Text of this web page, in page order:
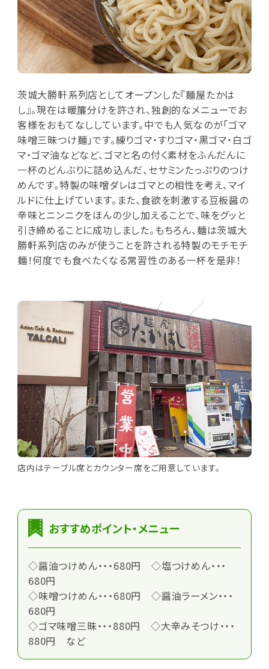
茨城大勝軒系列店としてオープンした『麺屋たかは
し』。現在は暖簾分けを許され、独創的なメニューでお
客様をおもてなししています。中でも人気なのが「ゴマ
味噌三昧つけ麺」です。練りゴマ・すりゴマ・黒ゴマ・白ゴ
マ・ゴマ油などなど、ゴマと名の付く素材をふんだんに
一杯のどんぶりに詰め込んだ、セサミンたっぷりのつけ
めんです。特製の味噌ダレはゴマとの相性を考え、マイ
ルドに仕上げています。また、食欲を刺激する豆板醤の
辛味とニンニクをほんの少し加えることで、味をグッと
引き締めることに成功しました。もちろん、麺は茨城大
勝軒系列店のみが使うことを許される特製のモチモチ
麺！何度でも食べたくなる常習性のある一杯を是非！
店内はテーブル席とカウンター席をご用意しています。
おすすめポイント・メニュー
◇醤油つけめん・・・680円 ◇塩つけめん・・・
680円
◇味噌つけめん・・・680円 ◇醤油ラーメン・・・
680円
◇ゴマ味噌三昧・・・880円 ◇大辛みそつけ・・・
880円 など